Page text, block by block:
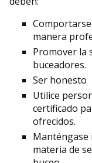
manera
Promover la
buceadores.
Ser honesto
Utilice
certificado
ofrecidos.
Manténgase
materia de